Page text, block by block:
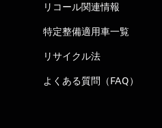
リコール関連情報
特定整備適用車一覧
リサイクル法
よくある質問（FAQ）